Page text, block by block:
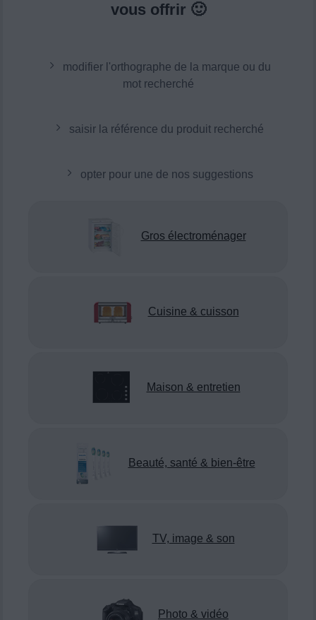
vous offrir 🙂
modifier l'orthographe de la marque ou du
mot recherché
saisir la référence du produit recherché
opter pour une de nos suggestions
Gros électroménager
Cuisine & cuisson
Maison & entretien
Beauté, santé & bien-être
TV, image & son
Photo & vidéo